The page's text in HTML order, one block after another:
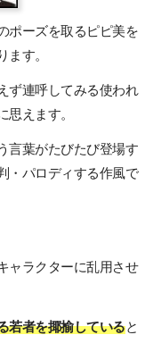
ポーズを取るピピ美を
す。
ず連呼してみる使われ
えます。
言葉がたびたび登場す
・パロディする作風で
ャラクターに乱用させ
若者を揶揄していると